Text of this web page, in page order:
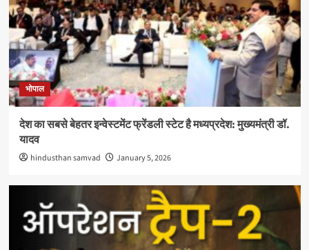
भोपाल
देश का सबसे बेहतर इन्वेस्टमेंट फ्रेंडली स्टेट है मध्यप्रदेश: मुख्यमंत्री डॉ.
यादव
hindusthan samvad January 5, 2026